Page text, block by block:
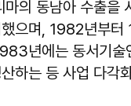
마의 동남아 수출을
으며, 1982년부
년에는 동서기술
하는 등 사업 다각